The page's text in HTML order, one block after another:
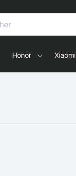
ja tableteille
Honor Xiaomi